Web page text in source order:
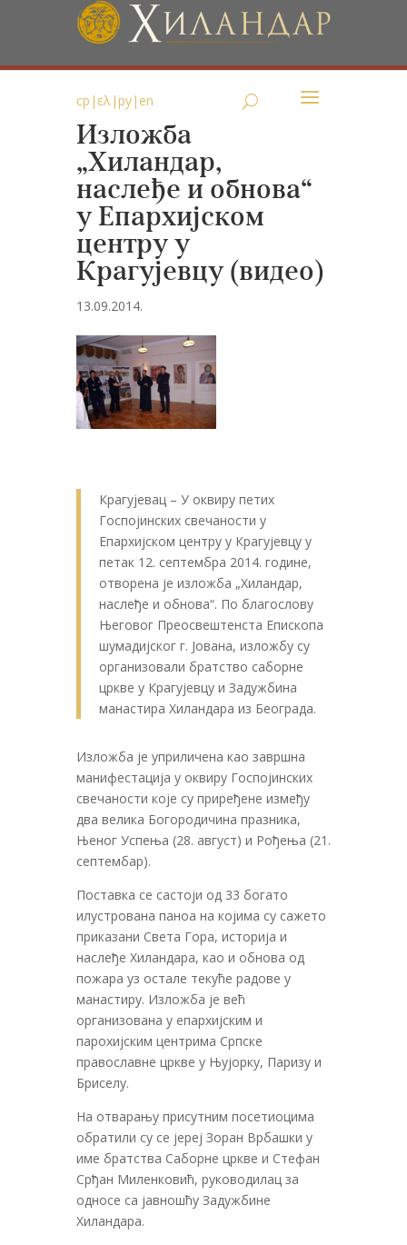
ср | ελ|ру| en
Изложба
„Хиландар,
наслеђе и обнова“
у Епархијском
центру у
Крагујевцу (видео)
13.09.2014.
Крагујевац – У оквиру петих
Госпојинских свечаности у
Епархијском центру у Крагујевцу у
петак 12. септембра 2014. године,
отворена је изложба „Хиландар,
наслеђе и обнова“. По благослову
Његовог Преосвештенста Епископа
шумадијског г. Јована, изложбу су
организовали братство саборне
цркве у Крагујевцу и Задужбина
манастира Хиландара из Београда.
Изложба је уприличена као завршна
манифестација у оквиру Госпојинских
свечаности које су приређене између
два велика Богородичина празника,
Њеног Успења (28. август) и Рођења (21.
септембар).
Поставка се састоји од 33 богато
илустрована паноа на којима су сажето
приказани Света Гора, историја и
наслеђе Хиландара, као и обнова од
пожара уз остале текуће радове у
манастиру. Изложба је већ
организована у епархијским и
парохијским центрима Српске
православне цркве у Њујорку, Паризу и
Бриселу.
На отварању присутним посетиоцима
обратили су се јереј Зоран Врбашки у
име братства Саборне цркве и Стефан
Срђан Миленковић, руководилац за
односе са јавношћу Задужбине
Хиландара.